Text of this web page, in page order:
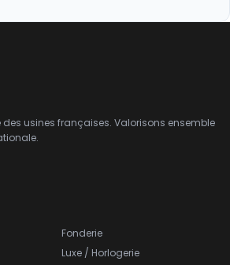
des usines françaises. Valorisons ensemble
Fonderie
Luxe / Horlogerie